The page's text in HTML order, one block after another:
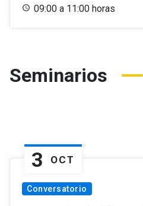
09:00 a 11:00 horas
Seminarios
3 OCT
Conversatorio